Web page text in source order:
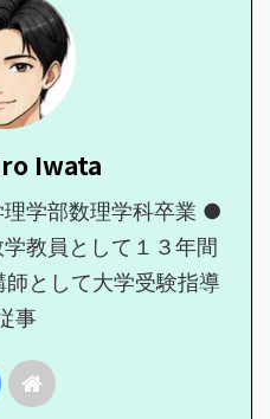
Iwata
理学部数理学科卒業 ●
教員として１３年間
として大学受験指導
事